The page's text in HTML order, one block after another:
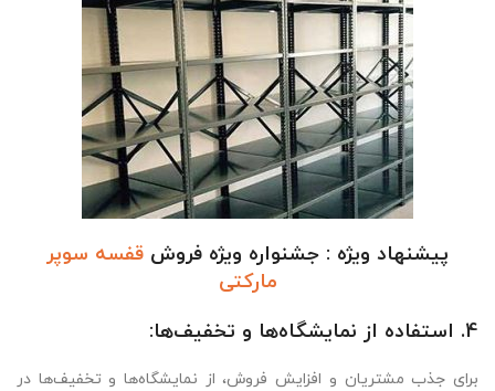
پیشنهاد ویژه : جشنواره ویژه فروش قفسه سوپر
مارکتی
4. استفاده از نمایشگاه‌ها و تخفیف‌ها:
برای جذب مشتریان و افزایش فروش، از نمایشگاه‌ها و تخفیف‌ها در